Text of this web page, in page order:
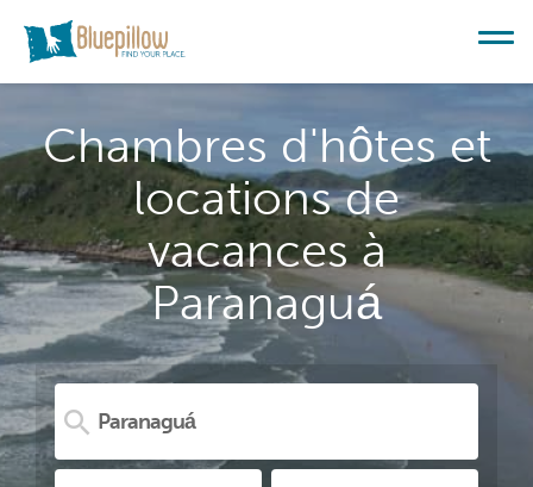
Chambres d'hôtes et
locations de
vacances à
Paranaguá